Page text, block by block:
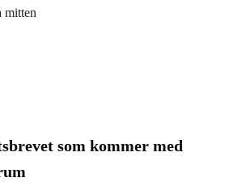
mitten
som kommer med